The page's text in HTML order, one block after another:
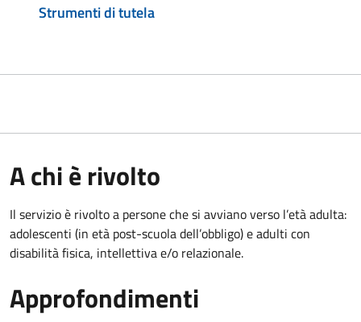
Strumenti di tutela
A chi è rivolto
Il servizio è rivoltoa persone che si avviano verso l’età adulta:
adolescenti (in età post-scuola dell’obbligo) e adulti con
disabilità fisica, intellettiva e/o relazionale.
Approfondimenti